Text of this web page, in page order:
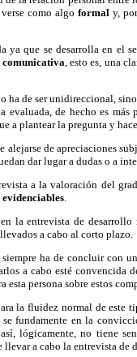
como algo formaly, por
ya que se desarrolla en
comunicativa, esto es, una
de ser unidireccional,
evaluada, de hecho es
a plantear la pregunta y
alejarse de apreciaciones
dar lugar a dudas o a
a la valoración del
.
la entrevista de
a cabo al corto plazo.
ha de concluir con
a cabo esté
esta persona sobre estos
la fluidez normal de este
se fundamente en la
lógicamente, no tiene
llevar a cabo la entrevista de